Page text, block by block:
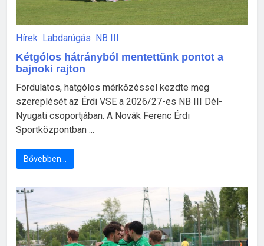
Hírek Labdarúgás NB III
Kétgólos hátrányból mentettünk pontot a
bajnoki rajton
Fordulatos, hatgólos mérkőzéssel kezdte meg
szereplését az Érdi VSE a 2026/27-es NB III Dél-
Nyugati csoportjában. A Novák Ferenc Érdi
Sportközpontban ...
Bővebben…